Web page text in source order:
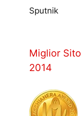
Sputnik
Miglior Sito
2014